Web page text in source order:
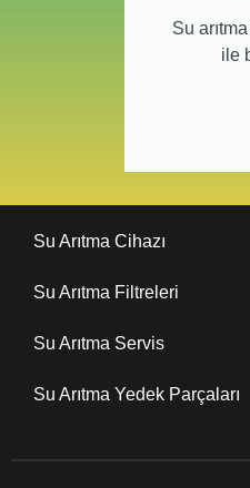
Su
ile
Su Arıtma Cihazı
Su Arıtma Filtreleri
Su Arıtma Servis
Su Arıtma Yedek Parçaları